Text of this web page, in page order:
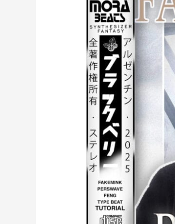
FENG
con
SAMPLES
(prod.
mora)
[44]